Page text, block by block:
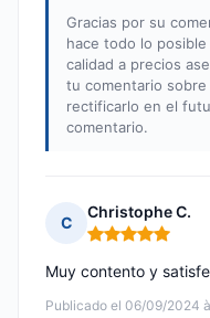
Gracias por su
hace todo lo
calidad a precios
tu comentario
rectificarlo en el
comentario.
C
Christophe C.
Nota: 5 de 5
Publicado el 06/09/2024
Muy contento y